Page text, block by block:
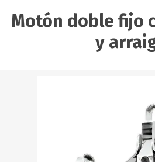
Motón doble fijo
y